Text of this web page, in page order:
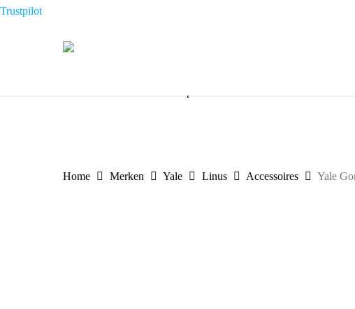
Skip
Trustpilot
Home Merken Yale Linus Accessoires Yale